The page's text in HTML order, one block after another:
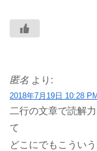
匿名 より:
2018年7月19日 10:28 PM
二行の文章で読解
て
どこにでもこうい